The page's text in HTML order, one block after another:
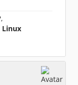
,
Linux